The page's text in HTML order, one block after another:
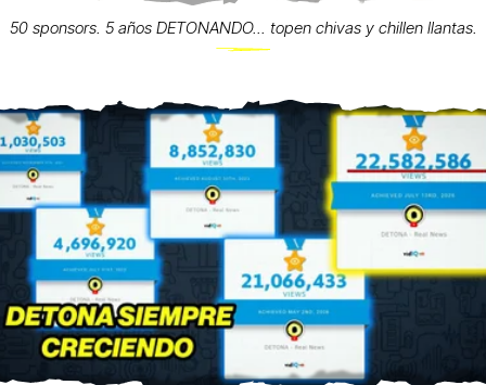
50 sponsors. 5 años DETONANDO... topen chivas y chillen llantas.